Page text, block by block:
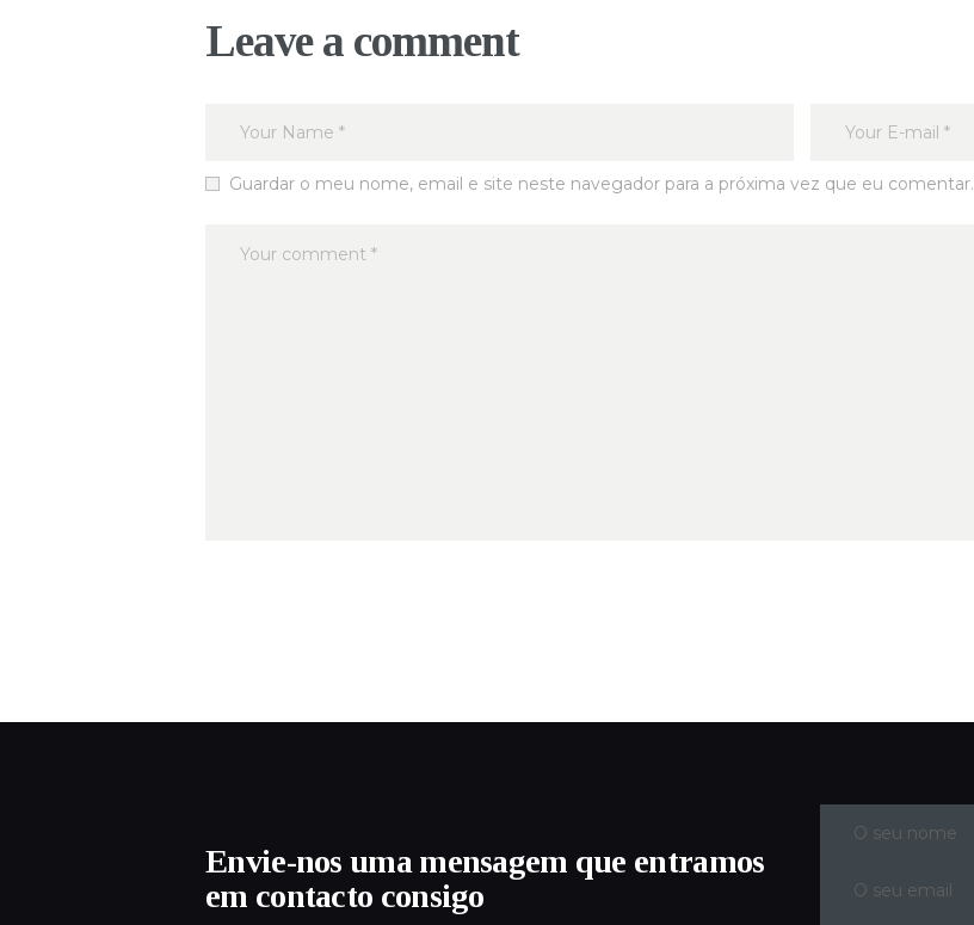
Leave a comment
Guardar o meu nome, email e site neste navegador para a próxima vez que eu comentar.
Envie-nos uma mensagem que entramos
em contacto consigo